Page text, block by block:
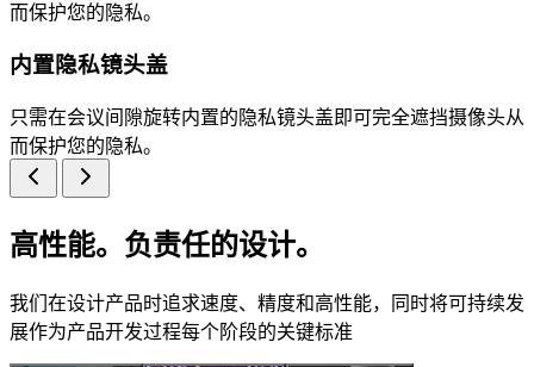
而保护您的隐私。
内置隐私镜头盖
只需在会议间隙旋转内置的隐私镜头盖即可完全遮挡摄像头从
而保护您的隐私。
高性能。负责任的设计。
我们在设计产品时追求速度、精度和高性能，同时将可持续发
展作为产品开发过程每个阶段的关键标准